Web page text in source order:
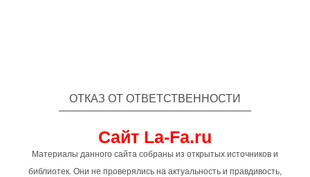
ОТКАЗ ОТ ОТВЕТСТВЕННОСТИ
Сайт La-Fa.ru
Материалы данного сайта собраны из открытых источников и
библиотек. Они не проверялись на актуальность и правдивость,